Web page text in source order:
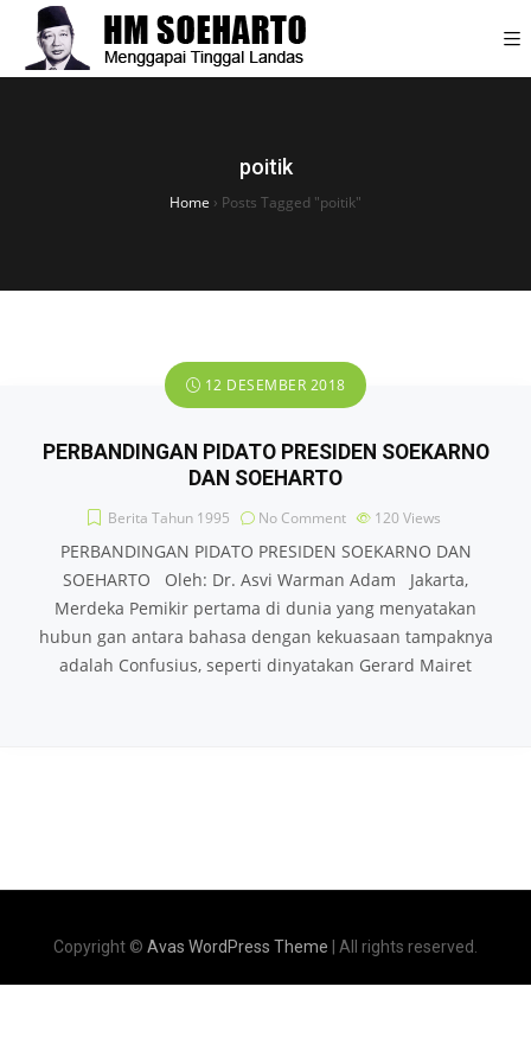
poitik
Home › Posts Tagged "poitik"
12 DESEMBER 2018
PERBANDINGAN PIDATO PRESIDEN SOEKARNO
DAN SOEHARTO
Berita Tahun 1995 No Comment 120 Views
PERBANDINGAN PIDATO PRESIDEN SOEKARNO DAN
SOEHARTO Oleh: Dr. Asvi Warman Adam Jakarta,
Merdeka Pemikir pertama di dunia yang menyatakan
hubun gan antara bahasa dengan kekuasaan tampaknya
adalah Confusius, seperti dinyatakan Gerard Mairet
Copyright © Avas WordPress Theme | All rights reserved.